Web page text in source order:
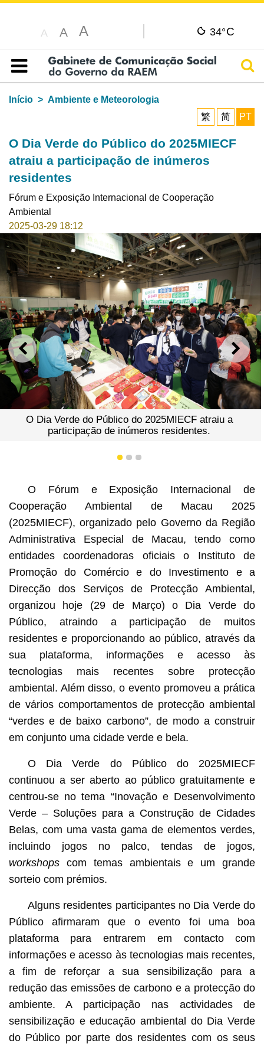
A A A 34°C
Índice
Início
Ambiente e Meteorologia
繁
简 PT
O Dia Verde do Público do 2025MIECF
atraiu a participação de inúmeros
residentes
Fórum e Exposição Internacional de Cooperação
Ambiental
2025-03-29 18:12
ANTERIOR
atraiu a
Os elementos verdes e diversificados do
Público do MIECF.
1 2 3
O Fórum e Exposição Internacional de
Cooperação Ambiental de Macau 2025
(2025MIECF), organizado pelo Governo da Região
Administrativa Especial de Macau, tendo como
entidades coordenadoras oficiais o Instituto de
Promoção do Comércio e do Investimento e a
Direcção dos Serviços de Protecção Ambiental,
organizou hoje (29 de Março) o Dia Verde do
Público, atraindo a participação de muitos
residentes e proporcionando ao público, através da
sua plataforma, informações e acesso às
tecnologias mais recentes sobre protecção
ambiental. Além disso, o evento promoveu a prática
de vários comportamentos de protecção ambiental
“verdes e de baixo carbono”, de modo a construir
em conjunto uma cidade verde e bela.
O Dia Verde do Público do 2025MIECF
continuou a ser aberto ao público gratuitamente e
centrou-se no tema “Inovação e Desenvolvimento
Verde – Soluções para a Construção de Cidades
Belas, com uma vasta gama de elementos verdes,
incluindo jogos no palco, tendas de jogos,
workshopscom temas ambientais e um grande
sorteio com prémios.
Alguns residentes participantes no Dia Verde do
Público afirmaram que o evento foi uma boa
plataforma para entrarem em contacto com
informações e acesso às tecnologias mais recentes,
a fim de reforçar a sua sensibilização para a
redução das emissões de carbono e a protecção do
ambiente. A participação nas actividades de
sensibilização e educação ambiental do Dia Verde
do Público por parte dos residentes com os seus